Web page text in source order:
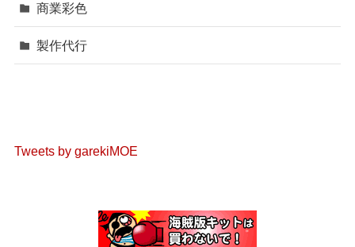
商業彩色
製作代行
Tweets by garekiMOE